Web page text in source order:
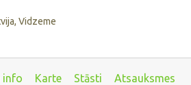
Vidzeme
info Karte Stāsti Atsauksmes